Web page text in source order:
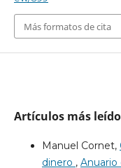
Más formatos de cita
Artículos más
Manuel Cornet,
dinero , Anuario